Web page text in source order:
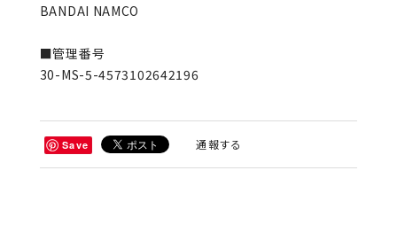
BANDAI NAMCO
■管理番号
30-MS-5-4573102642196
Save 通報する